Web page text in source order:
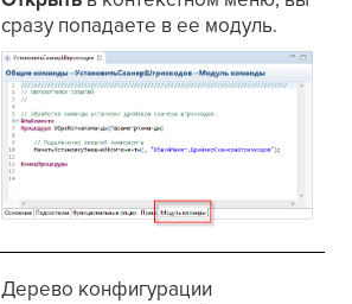
сразу попадаете в ее модуль.
Дерево конфигурации